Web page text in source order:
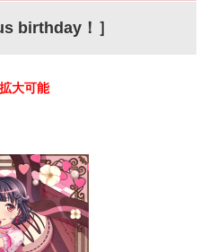
birthday！］
大可能